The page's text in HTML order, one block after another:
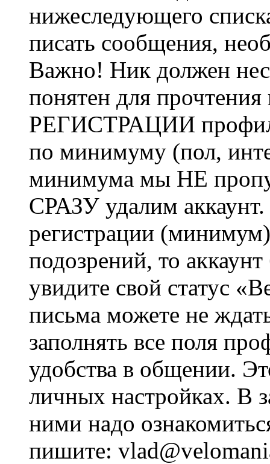
нижеследующего
писать сообщения,
Важно! Ник должен
понятен для
РЕГИСТРАЦИИ профиль
по минимуму (пол,
минимума мы НЕ
СРАЗУ удалим
регистрации
подозрений, то
увидите свой статус
письма можете не
заполнять все поля
удобства в общении.
личных настройках. В
ними надо
пишите: